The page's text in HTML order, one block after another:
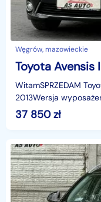
Węgrów, mazowieckie
WitamSPRZEDAM
2013Wersja
Metalic1,8 VVTi147
37 850zł